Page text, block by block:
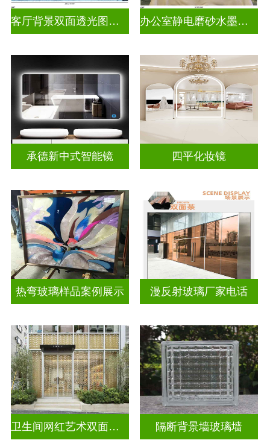
客厅背景双面透光图案水墨画玻璃 办公室静电磨砂水墨山水画玻璃
承德新中式智能镜 四平化妆镜
热弯玻璃样品案例展示 漫反射玻璃厂家电话
卫生间网红艺术双面玻璃墙 隔断背景墙玻璃墙